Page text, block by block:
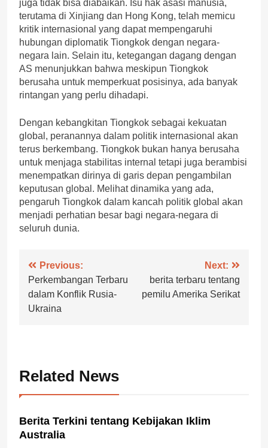
juga tidak bisa diabaikan. Isu hak asasi manusia,
terutama di Xinjiang dan Hong Kong, telah memicu
kritik internasional yang dapat mempengaruhi
hubungan diplomatik Tiongkok dengan negara-
negara lain. Selain itu, ketegangan dagang dengan
AS menunjukkan bahwa meskipun Tiongkok
berusaha untuk memperkuat posisinya, ada banyak
rintangan yang perlu dihadapi.
Dengan kebangkitan Tiongkok sebagai kekuatan
global, peranannya dalam politik internasional akan
terus berkembang. Tiongkok bukan hanya berusaha
untuk menjaga stabilitas internal tetapi juga berambisi
menempatkan dirinya di garis depan pengambilan
keputusan global. Melihat dinamika yang ada,
pengaruh Tiongkok dalam kancah politik global akan
menjadi perhatian besar bagi negara-negara di
seluruh dunia.
Post
navigation
Previous:
Perkembangan Terbaru
dalam Konflik Rusia-
Ukraina
Next:
berita terbaru tentang
pemilu Amerika Serikat
Related News
Berita Terkini tentang Kebijakan Iklim
Australia